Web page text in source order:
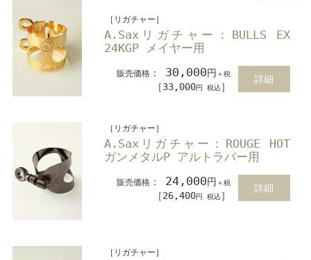
［リガチャー］
A.Saxリガチャー：BULLS EX
24KGP メイヤー用
販売価格 ： 30,000円 ＋税
［33,000円 税込 ］
詳細
［リガチャー］
A.Saxリガチャー：ROUGE HOT
ガンメタルP アルトラバー用
販売価格 ： 24,000円 ＋税
［26,400円 税込 ］
詳細
［リガチャー］